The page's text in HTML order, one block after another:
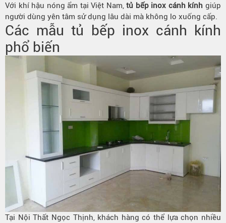
Với khí hậu nóng ẩm tại Việt Nam,tủ bếp inox cánh kính giúp
người dùng yên tâm sử dụng lâu dài mà không lo xuống cấp.
Các mẫu tủ bếp inox cánh kính
phổ biến
Tại Nội Thất Ngọc Thịnh, khách hàng có thể lựa chọn nhiều